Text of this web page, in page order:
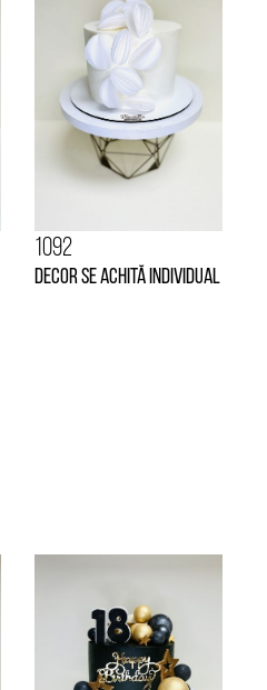
1092
Decor se achită individual